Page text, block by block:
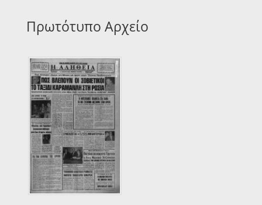
Πρωτότυπο Αρχείο